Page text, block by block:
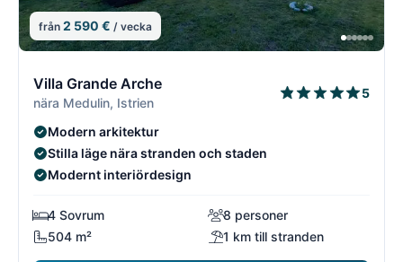
från 2 590 € / vecka
Villa Grande Arche
nära Medulin, Istrien
5
Modern arkitektur
Stilla läge nära stranden och staden
Modernt interiördesign
4 Sovrum
8 personer
504 m²
1 km till stranden